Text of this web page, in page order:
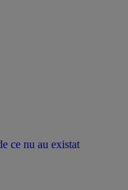
ce nu au existat